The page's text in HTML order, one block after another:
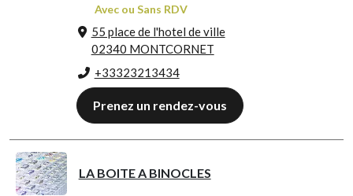
Avec ou Sans RDV
55 place de l'hotel de ville
02340 MONTCORNET
+33323213434
Prenez un rendez-vous
LA BOITE A BINOCLES